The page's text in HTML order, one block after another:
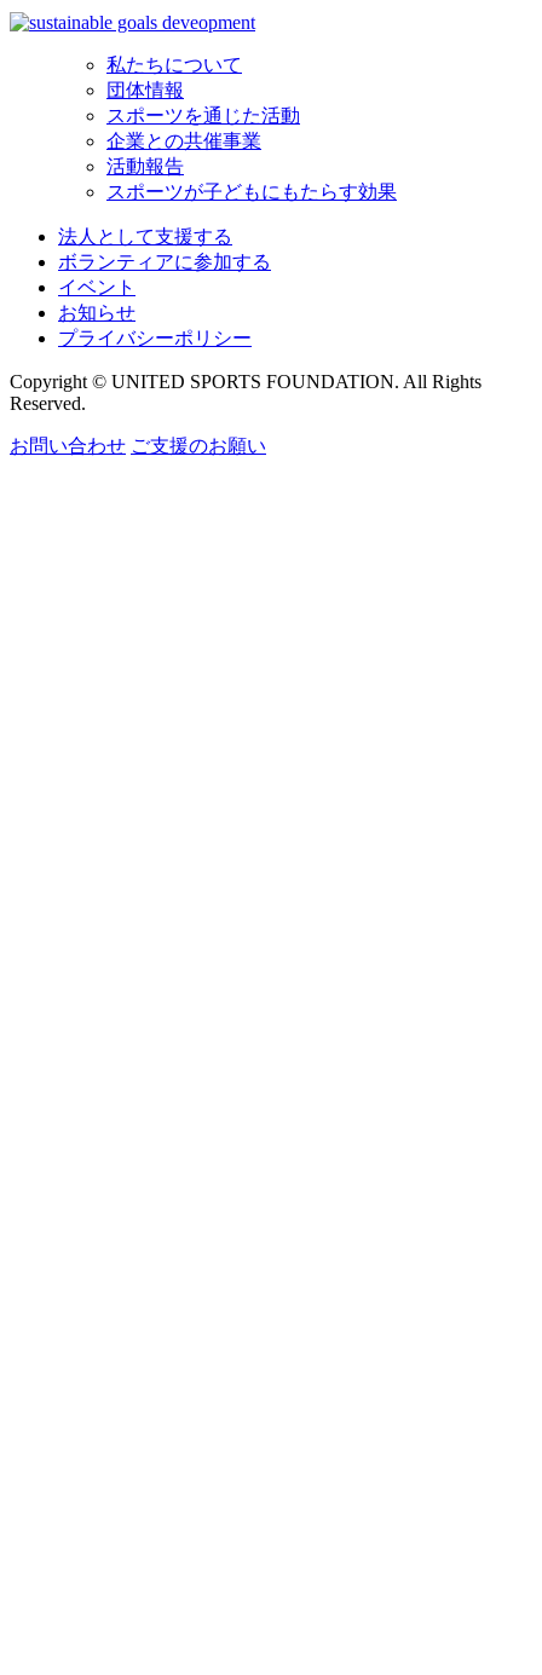
私たちについて
団体情報
スポーツを通じた活動
企業との共催事業
活動報告
スポーツが子どもにもたらす効果
法人として支援する
ボランティアに参加する
イベント
お知らせ
プライバシーポリシー
Copyright © UNITED SPORTS FOUNDATION. All Rights
Reserved.
お問い合わせ ご支援のお願い